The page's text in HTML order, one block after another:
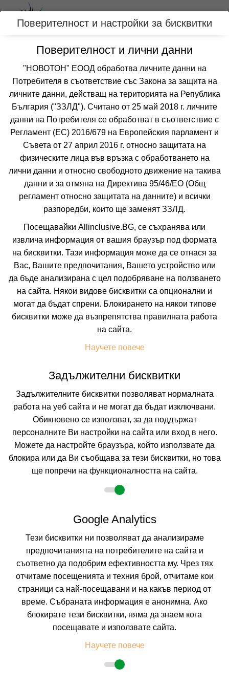
Вход
Категории
Хотел ФЛАГМАН
СОЗОПОЛ
Отзиви от клиенти за хотел ФЛАГМАН
от 3 отзива
7.2
❮ ❯
УДОБСТВА В ХОТЕЛА FAQ ЗА ХОТЕЛА
Собствен
09.08.2026 5 нощувки
Настаняване
2 възрастни
Описание
ХотелФЛАГМАН***, Созопол
Курорт: Созопол
Разположение:
Хотелски комплекс Флагман се намира в новата
част на старинния град Созопол. Луксозния тризвезден хотел с
уникална архитектура е разположен на 50 метра от живописния
Пясъчен плаж Хармани, на 70 метра от хотела. Плажната
ивица е покрита с фин, златист пясък. Дължината й е около 1,4 км
и ширина до 100 м. Близо 1/3 от нея е заета от внушителни
Плаж Харманите е носител на престижна награда на Европейския съюз
Поверителност и настройки за бисквитки
Поверителност и лични данни
"НОВОТОН" ЕООД обработва личните данни на
Потребителя в съответствие със Закона за защита на
личните данни, действащ на територията на Република
България ("ЗЗЛД"). Считано от 25 май 2018 г. личните
данни на Потребителя се обработват в съответствие с
Регламент (ЕС) 2016/679 на Европейския парламент и
Съвета от 27 април 2016 г. относно защитата на
физическите лица във връзка с обработването на
лични данни и относно свободното движение на такива
данни и за отмяна на Директива 95/46/EО (Общ
регламент относно защитата на данните) и всички
разпоредби, които ще заменят ЗЗЛД.
Посещавайки Allinclusive.BG, се съхранява или
извлича информация от вашия браузър под формата
на бисквитки. Тази информация може да се отнася за
Вас, Вашите предпочитания, Вашето устройство или
да бъде анализирана с цел подобряване на ползването
на сайта. Някои видове бисквитки са опционални и
могат да бъдат спрени. Блокирането на някои типове
бисквитки може да възпрепятства правилната работа
на сайта.
Научете повече
Задължителни бисквитки
Задължителните бисквитки позволяват нормалната
работа на уеб сайта и не могат да бъдат изключвани.
Обикновено се използват, за да поддържат
персоналните Ви настройки на сайта или вход в него.
Можете да настройте браузъра, който използвате да
блокира или да Ви съобщава за тези бисквитки, но това
ще попречи на функционалността на сайта.
Google Analytics
Тези бисквитки ни позволяват да анализираме
предпочитанията на потребителите на сайта и
съответно да подобрим ефективността му. Чрез тях
отчитаме посещенията и техния брой, отчитаме кои
страници са най-посещавани и на какъв период от
време. Събраната информация е анонимна. Ако
блокирате тези бисквитки, няма да знаем кога
посещавате и използвате сайта.
Научете повече